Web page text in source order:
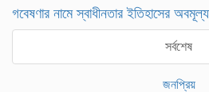
গবেষণার নামে স্বাধীনতার ইতিহাসের
সর্বশেষ
জনপ্রিয়